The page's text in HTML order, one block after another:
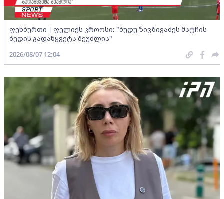
ფეხბურთი | ფელიქს კროოსი: "ბუდუ ზივზივაძეს მატჩის
ბედის გადაწყვეტა შეუძლია"
2026/08/07 12:04